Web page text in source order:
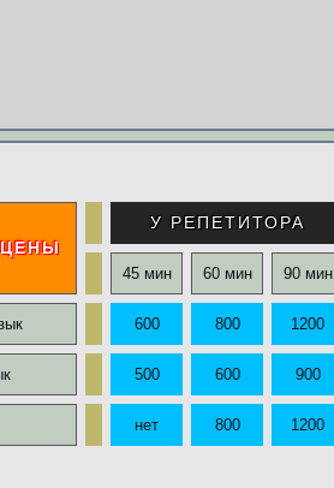
У РЕПЕТИТОРА
45 мин 60 мин 90 мин
600 800 1200
500 600 900
нет 800 1200